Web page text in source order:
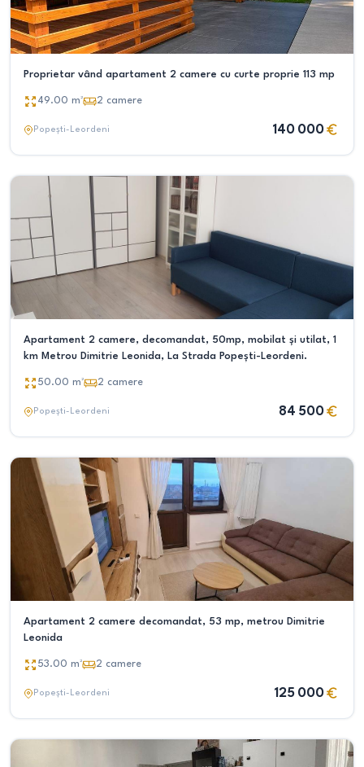
Proprietar vând apartament 2 camere cu curte proprie 113 mp
49.00 m² 2 camere
Popești-Leordeni 140 000
Apartament 2 camere, decomandat, 50mp, mobilat și utilat, 1
km Metrou Dimitrie Leonida, La Strada Popești-Leordeni.
50.00 m² 2 camere
Popești-Leordeni 84 500
Apartament 2 camere decomandat, 53 mp, metrou Dimitrie
Leonida
53.00 m² 2 camere
Popești-Leordeni 125 000